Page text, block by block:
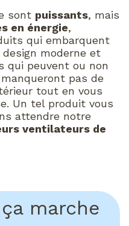
sont puissants, mais
en énergie,
qui embarquent
moderne et
qui peuvent ou non
pas de
tout en vous
Un tel produit vous
attendre notre
ventilateurs de
marche